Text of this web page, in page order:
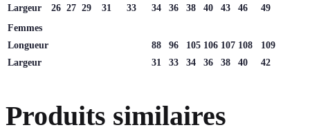
Largeur
26 27 29 31 33 34 36 38 40 43 46
49
Femmes
Longueur
88 96 105 106 107 108
109
Largeur
31 33 34 36 38 40 42
Produits similaires